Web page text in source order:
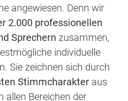
angewiesen. Denn wir
2.000 professionellen
Sprechern zusammen,
individuelle
Sie zeichnen sich durch
Stimmcharakter aus
allen Bereichen der